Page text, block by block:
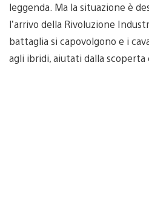
leggenda. Ma la situazione è
l’arrivo della Rivoluzione
battaglia si capovolgono e i
agli ibridi, aiutati dalla scoperta